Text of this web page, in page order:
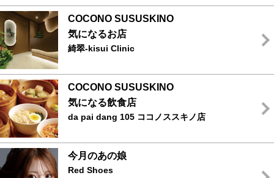
COCONO SUSUSKINO
気になるお店
綺翠-kisui Clinic
COCONO SUSUSKINO
気になる飲食店
da pai dang 105 ココノススキノ店
今月のあの娘
Red Shoes